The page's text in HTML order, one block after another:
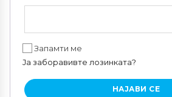
Запамти ме
Ја заборавивте лозинката?
НАЈАВИ СЕ